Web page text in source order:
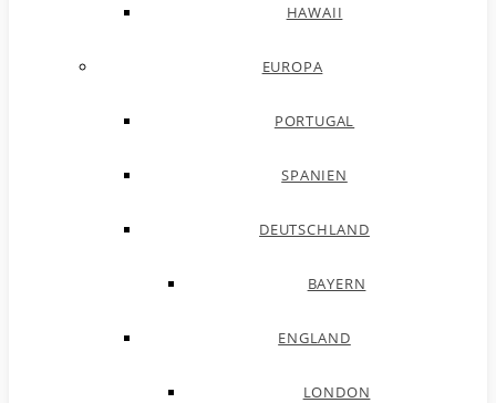
HAWAII
EUROPA
PORTUGAL
SPANIEN
DEUTSCHLAND
BAYERN
ENGLAND
LONDON